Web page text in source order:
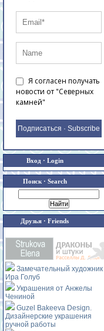
Я согласен получать
новости от "Северных
камней"
Подписаться · Subscribe
Вход · Login
Поиск · Search
Друзья · Friends
Замечательный художник
Ира Голуб
Украшения от Анжелы
Чениной
Guzel Bakeeva Design.
Дизайнерские украшения
ручной работы